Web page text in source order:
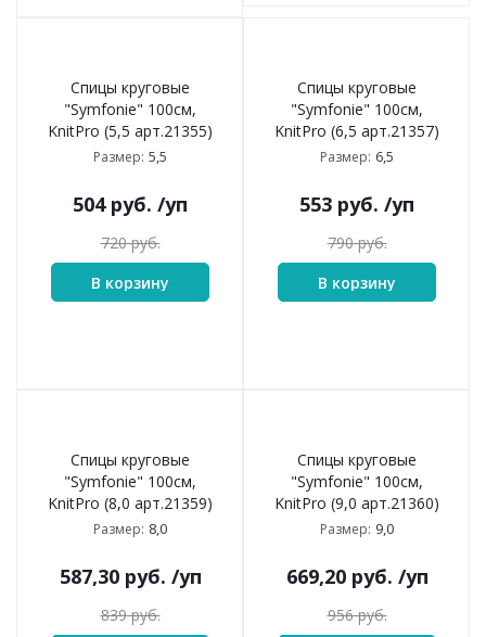
Спицы круговые
"Symfonie" 100см,
KnitPro (5,5 арт.21355)
Размер: 5,5
504руб. /уп
720руб.
В корзину
Спицы круговые
"Symfonie" 100см,
KnitPro (6,5 арт.21357)
Размер: 6,5
553 руб. /уп
790руб.
В корзину
Спицы круговые
"Symfonie" 100см,
KnitPro (8,0 арт.21359)
Размер: 8,0
587,30руб. /уп
839руб.
Спицы круговые
"Symfonie" 100см,
KnitPro (9,0 арт.21360)
Размер: 9,0
669,20руб. /уп
956руб.